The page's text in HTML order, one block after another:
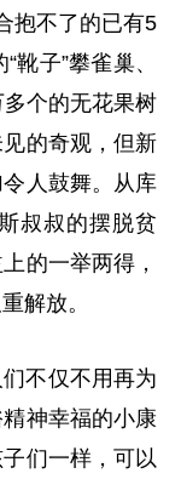
抱不了的已有5
子”攀雀巢、
个的无花果树
的奇观，但新
人鼓舞。从库
叔叔的摆脱贫
上的一举两得，
解放。
不仅不用再为
精神幸福的小康
们一样，可以